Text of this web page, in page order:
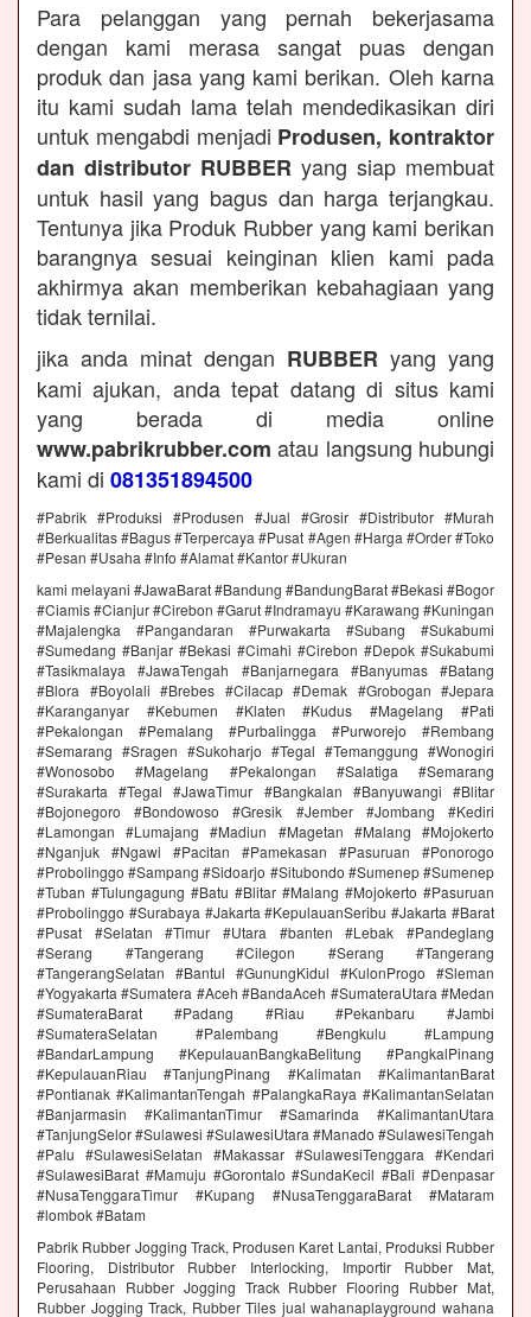
Para pelanggan yang pernah bekerjasama
dengan kami merasa sangat puas dengan
produk dan jasa yang kami berikan. Oleh karna
itu kami sudah lama telah mendedikasikan diri
untuk mengabdi menjadi Produsen, kontraktor
dan distributor RUBBER yang siap membuat
untuk hasil yang bagus dan harga terjangkau.
Tentunya jika Produk Rubber yang kami berikan
barangnya sesuai keinginan klien kami pada
akhirmya akan memberikan kebahagiaan yang
tidak ternilai.
jika anda minat dengan RUBBER yang yang
kami ajukan, anda tepat datang di situs kami
yang berada di media online
www.pabrikrubber.com atau langsung hubungi
kami di 081351894500
#Pabrik #Produksi #Produsen #Jual #Grosir #Distributor #Murah
#Berkualitas #Bagus #Terpercaya #Pusat #Agen #Harga #Order #Toko
#Pesan #Usaha #Info #Alamat #Kantor #Ukuran
kami melayani #JawaBarat #Bandung #BandungBarat #Bekasi #Bogor
#Ciamis #Cianjur #Cirebon #Garut #Indramayu #Karawang #Kuningan
#Majalengka #Pangandaran #Purwakarta #Subang #Sukabumi
#Sumedang #Banjar #Bekasi #Cimahi #Cirebon #Depok #Sukabumi
#Tasikmalaya #JawaTengah #Banjarnegara #Banyumas #Batang
#Blora #Boyolali #Brebes #Cilacap #Demak #Grobogan #Jepara
#Karanganyar #Kebumen #Klaten #Kudus #Magelang #Pati
#Pekalongan #Pemalang #Purbalingga #Purworejo #Rembang
#Semarang #Sragen #Sukoharjo #Tegal #Temanggung #Wonogiri
#Wonosobo #Magelang #Pekalongan #Salatiga #Semarang
#Surakarta #Tegal #JawaTimur #Bangkalan #Banyuwangi #Blitar
#Bojonegoro #Bondowoso #Gresik #Jember #Jombang #Kediri
#Lamongan #Lumajang #Madiun #Magetan #Malang #Mojokerto
#Nganjuk #Ngawi #Pacitan #Pamekasan #Pasuruan #Ponorogo
#Probolinggo #Sampang #Sidoarjo #Situbondo #Sumenep #Sumenep
#Tuban #Tulungagung #Batu #Blitar #Malang #Mojokerto #Pasuruan
#Probolinggo #Surabaya #Jakarta #KepulauanSeribu #Jakarta #Barat
#Pusat #Selatan #Timur #Utara #banten #Lebak #Pandeglang
#Serang #Tangerang #Cilegon #Serang #Tangerang
#TangerangSelatan #Bantul #GunungKidul #KulonProgo #Sleman
#Yogyakarta #Sumatera #Aceh #BandaAceh #SumateraUtara #Medan
#SumateraBarat #Padang #Riau #Pekanbaru #Jambi
#SumateraSelatan #Palembang #Bengkulu #Lampung
#BandarLampung #KepulauanBangkaBelitung #PangkalPinang
#KepulauanRiau #TanjungPinang #Kalimatan #KalimantanBarat
#Pontianak #KalimantanTengah #PalangkaRaya #KalimantanSelatan
#Banjarmasin #KalimantanTimur #Samarinda #KalimantanUtara
#TanjungSelor #Sulawesi #SulawesiUtara #Manado #SulawesiTengah
#Palu #SulawesiSelatan #Makassar #SulawesiTenggara #Kendari
#SulawesiBarat #Mamuju #Gorontalo #SundaKecil #Bali #Denpasar
#NusaTenggaraTimur #Kupang #NusaTenggaraBarat #Mataram
#lombok #Batam
Pabrik Rubber Jogging Track, Produsen Karet Lantai, Produksi Rubber
Flooring, Distributor Rubber Interlocking, Importir Rubber Mat,
Perusahaan Rubber Jogging Track Rubber Flooring Rubber Mat,
Rubber Jogging Track, Rubber Tiles jual wahanaplayground wahana